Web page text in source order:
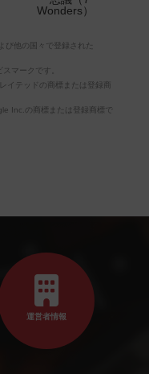
他の国々で登録された
マークです。
イテッドの商標または登録商
Inc.の商標または登録商標で
運営者情報